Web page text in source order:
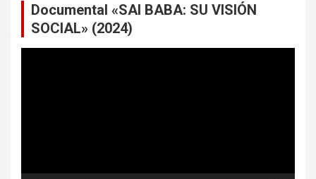
Documental «SAI BABA: SU VISIÓN
SOCIAL» (2024)